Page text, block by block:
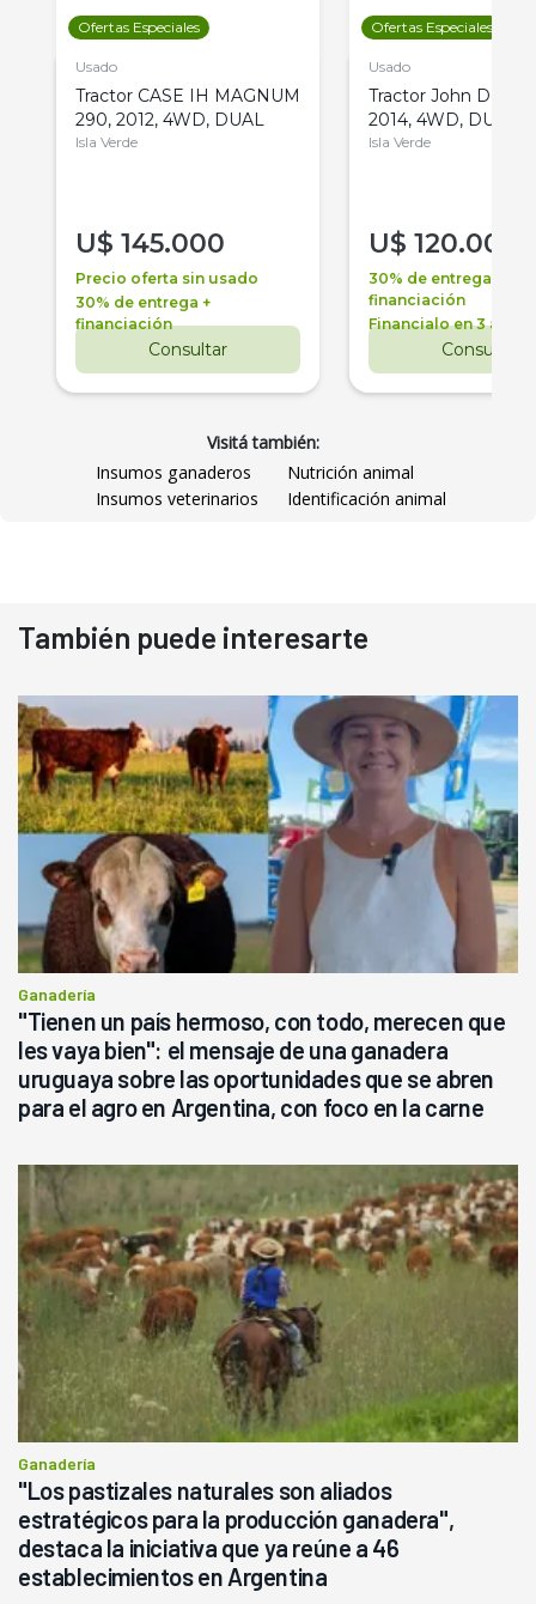
Ofertas Especiales
Usado
Tractor CASE IH MAGNUM
290, 2012, 4WD, DUAL
Isla Verde
U$ 145.000
Precio oferta sin usado
30% de entrega +
financiación
Consultar
Ofertas Especiales
Usado
Tractor John Deere
2014, 4WD, DUAL
Isla Verde
U$ 120.000
30% de entrega +
financiación
Financialo en 3 años
Consultar
Visitá también:
Insumos ganaderos
Nutrición animal
Insumos veterinarios
Identificación animal
También puede interesarte
Ganadería
"Tienen un país hermoso, con todo, merecen que
les vaya bien": el mensaje de una ganadera
uruguaya sobre las oportunidades que se abren
para el agro en Argentina, con foco en la carne
Ganadería
"Los pastizales naturales son aliados
estratégicos para la producción ganadera",
destaca la iniciativa que ya reúne a 46
establecimientos en Argentina